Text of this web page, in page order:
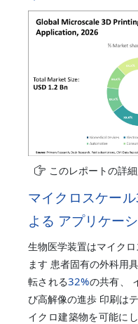
このレポートの詳
マイクロスケー
よる アプリケー
生物医学装置はマイク
ます 患者固有の外科用
転される32%の共有、
び高解像の進歩 印刷は
イクロ建築物を可能に